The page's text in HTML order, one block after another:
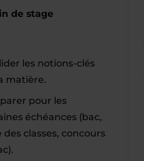
de stage
les notions-clés
matière.
pour les
échéances (bac,
des classes, concours